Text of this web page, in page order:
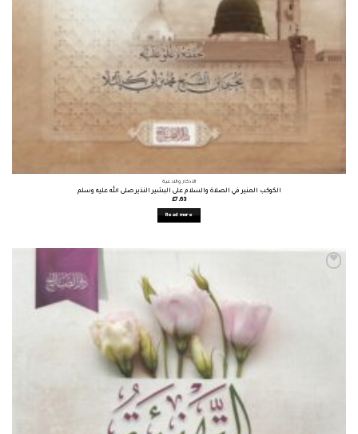
الأذكار والأدعية
الكوكب المنير في الصلاة والسلام على البشير النذير صلى الله عليه وسلم
£7.63
Read more